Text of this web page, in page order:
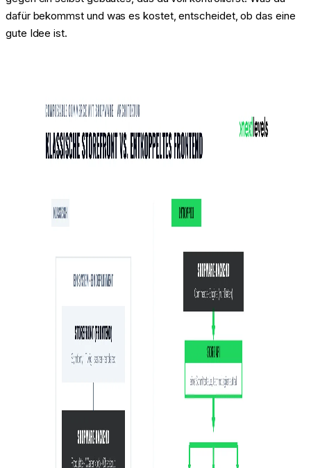
dafür bekommst und was es kostet, entscheidet, ob das eine
gute Idee ist.